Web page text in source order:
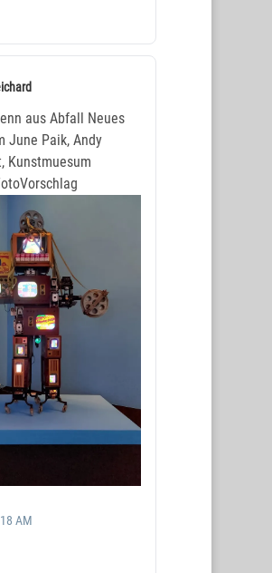
aus Abfall Neues
June Paik, Andy
Kunstmuesum
AM